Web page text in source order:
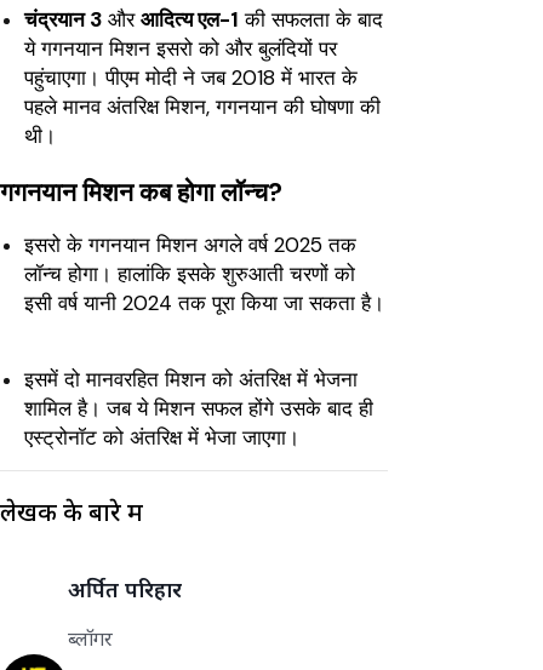
चंद्रयान 3 औरआदित्य एल-1 की सफलता के बाद
ये गगनयान मिशन इसरो को और बुलंदियों पर
पहुंचाएगा। पीएम मोदी ने जब 2018 में भारत के
पहले मानव अंतरिक्ष मिशन, गगनयान की घोषणा की
थी।
गगनयान मिशन कब होगा लॉन्च?
इसरो के गगनयान मिशन अगले वर्ष 2025 तक
लॉन्च होगा। हालांकि इसके शुरुआती चरणों को
इसी वर्ष यानी 2024 तक पूरा किया जा सकता है।
इसमें दो मानवरहित मिशन को अंतरिक्ष में भेजना
शामिल है। जब ये मिशन सफल होंगे उसके बाद ही
एस्ट्रोनॉट को अंतरिक्ष में भेजा जाएगा।
लेखक के बारे में
अर्पित परिहार
ब्लॉगर